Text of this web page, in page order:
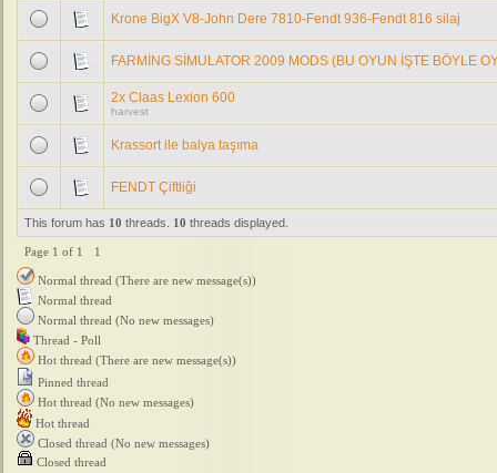
Krone BigX V8-John Dere 7810-Fendt 936-Fendt 816 silaj
FARMİNG SİMULATOR 2009 MODS (BU OYUN İŞTE BÖYLE
2x Claas Lexion 600
harvest
Krassort ile balya taşıma
FENDT Çiftliği
This forum has 10 threads. 10 threads displayed.
Page 1 of 1 1
Normal thread (There are new message(s))
Normal thread
Normal thread (No new messages)
Thread - Poll
Hot thread (There are new message(s))
Pinned thread
Hot thread (No new messages)
Hot thread
Closed thread (No new messages)
Closed thread